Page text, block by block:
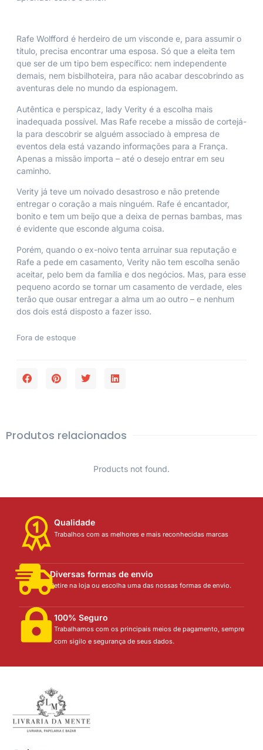
Rafe Wolfford é herdeiro de um visconde e, para assumir o
título, precisa encontrar uma esposa. Só que a eleita tem
que ser de um tipo bem específico: nem independente
demais, nem bisbilhoteira, para não acabar descobrindo as
aventuras dele no mundo da espionagem.
Autêntica e perspicaz, lady Verity é a escolha mais
inadequada possível. Mas Rafe recebe a missão de cortejá-
la para descobrir se alguém associado à empresa de
eventos dela está vazando informações para a França.
Apenas a missão importa – até o desejo entrar em seu
caminho.
Verity já teve um noivado desastroso e não pretende
entregar o coração a mais ninguém. Rafe é encantador,
bonito e tem um beijo que a deixa de pernas bambas, mas
é evidente que esconde alguma coisa.
Porém, quando o ex-noivo tenta arruinar sua reputação e
Rafe a pede em casamento, Verity não tem escolha senão
aceitar, pelo bem da família e dos negócios. Mas, para esse
pequeno acordo se tornar um casamento de verdade, eles
terão que ousar entregar a alma um ao outro – e nenhum
dos dois está disposto a fazer isso.
Fora de estoque
Produtos relacionados
Products not found.
Qualidade
Trabalhos com as melhores e mais reconhecidas marcas
Diversas formas de envio
Retire na loja ou escolha uma das nossas formas de envio.
100% Seguro
Trabalhamos com os principais meios de pagamento, sempre
com sigilo e segurança de seus dados.